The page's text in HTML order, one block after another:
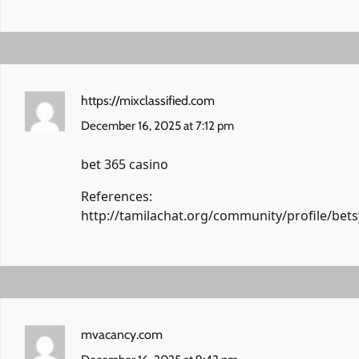
https://mixclassified.com
December 16, 2025 at 7:12 pm
bet 365 casino
References:
http://tamilachat.org/community/profile/
mvacancy.com